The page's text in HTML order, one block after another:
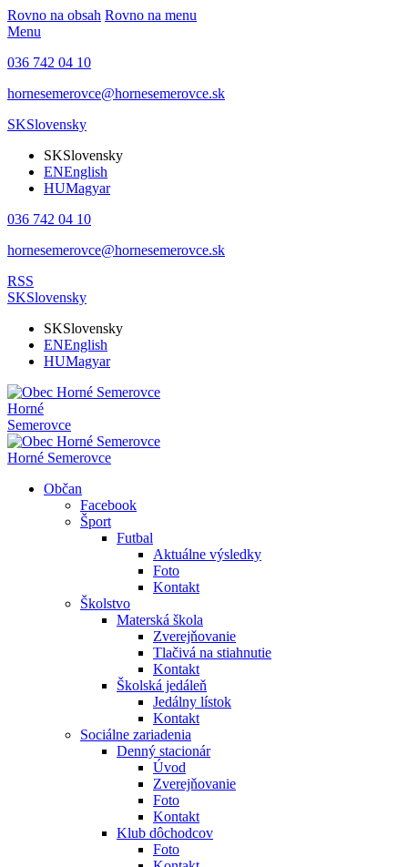
Rovno na obsah Rovno na menu
Menu
036 742 04 10
hornesemerovce@hornesemerovce.sk
SKSlovensky
SKSlovensky
ENEnglish
HUMagyar
036 742 04 10
hornesemerovce@hornesemerovce.sk
RSS
SKSlovensky
SKSlovensky
ENEnglish
HUMagyar
Horné
Semerovce
Horné Semerovce
Občan
Facebook
Šport
Futbal
Aktuálne výsledky
Foto
Kontakt
Školstvo
Materská škola
Zverejňovanie
Tlačivá na stiahnutie
Kontakt
Školská jedáleň
Jedálny lístok
Kontakt
Sociálne zariadenia
Denný stacionár
Úvod
Zverejňovanie
Foto
Kontakt
Klub dôchodcov
Foto